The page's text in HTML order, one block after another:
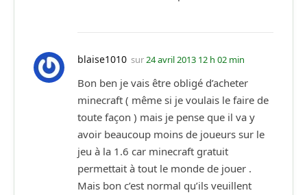
blaise1010 sur24 avril 2013 12 h 02 min
Bon ben je vais être obligé d’acheter
minecraft ( même si je voulais le faire de
toute façon ) mais je pense que il va y
avoir beaucoup moins de joueurs sur le
jeu à la 1.6 car minecraft gratuit
permettait à tout le monde de jouer .
Mais bon c’est normal qu’ils veuillent